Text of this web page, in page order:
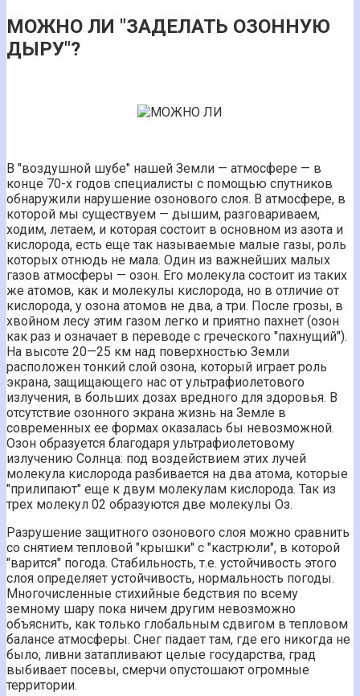
МОЖНО ЛИ "ЗАДЕЛАТЬ ОЗОННУЮ
ДЫРУ"?
В "воздушной шубе" нашей Земли — атмосфере — в
конце 70-х годов специалисты с помощью спутников
обнаружили нарушение озонового слоя. В атмосфере, в
которой мы существуем — дышим, разговариваем,
ходим, летаем, и которая состоит в основном из азота и
кислорода, есть еще так называемые малые газы, роль
которых отнюдь не мала. Один из важнейших малых
газов атмосферы — озон. Его молекула состоит из таких
же атомов, как и молекулы кислорода, но в отличие от
кислорода, у озона атомов не два, а три. После грозы, в
хвойном лесу этим газом легко и приятно пахнет (озон
как раз и означает в переводе с греческого "пахнущий").
На высоте 20—25 км над поверхностью Земли
расположен тонкий слой озона, который играет роль
экрана, защищающего нас от ультрафиолетового
излучения, в больших дозах вредного для здоровья. В
отсутствие озонного экрана жизнь на Земле в
современных ее формах оказалась бы невозможной.
Озон образуется благодаря ультрафиолетовому
излучению Солнца: под воздействием этих лучей
молекула кислорода разбивается на два атома, которые
"прилипают" еще к двум молекулам кислорода. Так из
трех молекул 02 образуются две молекулы Оз.
Разрушение защитного озонового слоя можно сравнить
со снятием тепловой "крышки" с "кастрюли", в которой
"варится" погода. Стабильность, т.е. устойчивость этого
слоя определяет устойчивость, нормальность погоды.
Многочисленные стихийные бедствия по всему
земному шару пока ничем другим невозможно
объяснить, как только глобальным сдвигом в тепловом
балансе атмосферы. Снег падает там, где его никогда не
было, ливни затапливают целые государства, град
выбивает посевы, смерчи опустошают огромные
территории.